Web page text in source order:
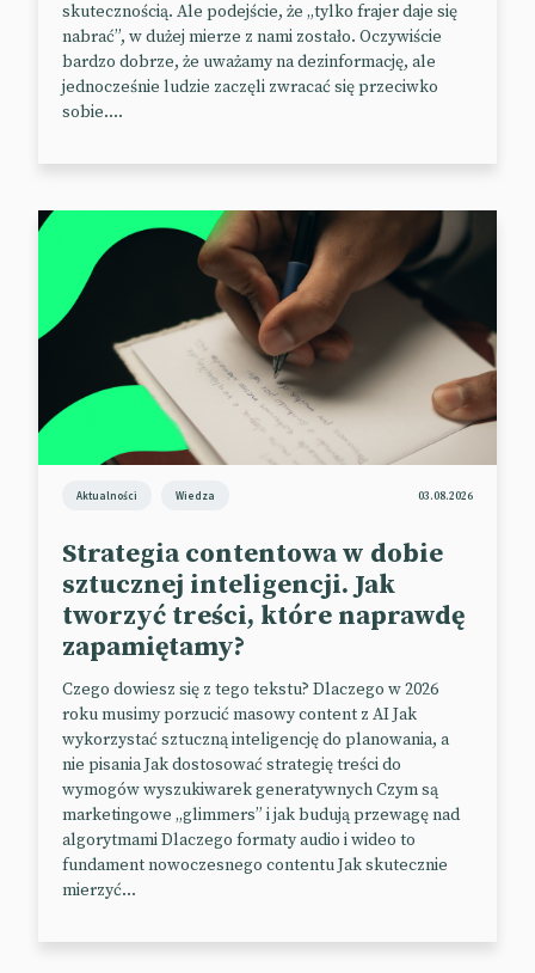
„Dream Together”, w której aktorka prowadzi
inspirującą narrację do spotu o grupie tancerzy w
ubraniach od On Running, ekspresyjnie
występujących na bieżni. Całość podkreśla, że sport i
wydarzeń sportowych, takich jak zbliżające się
Letnie Igrzyska Olimpijskie w Paryżu. Zendaya, która
bierze udział w kampaniach reklamowych, będzie
również wspierać tworzenie innowacyjnych
produktów z przyszłych kolekcji.
Marketing Dive
📰
Wyłącznik bezpieczeństwa w AI
Przedstawiciele sztucznej inteligencji w Kalifornii
protestują przeciwko stanowej ustawie, która
zmusiłaby firmy technologiczne do przestrzegania
skutecznością. Ale podejście, że „tylko frajer daje się
nabrać”, w dużej mierze z nami zostało. Oczywiście
bardzo dobrze, że uważamy na dezinformację, ale
jednocześnie ludzie zaczęli zwracać się przeciwko
sobie....
Aktualności Wiedza 03.08.2026
Strategia contentowa w dobie
sztucznej inteligencji. Jak
tworzyć treści, które naprawdę
zapamiętamy?
Czego dowiesz się z tego tekstu? Dlaczego w 2026
roku musimy porzucić masowy content z AI Jak
wykorzystać sztuczną inteligencję do planowania, a
nie pisania Jak dostosować strategię treści do
wymogów wyszukiwarek generatywnych Czym są
marketingowe „glimmers” i jak budują przewagę nad
algorytmami Dlaczego formaty audio i wideo to
fundament nowoczesnego contentu Jak skutecznie
mierzyć...